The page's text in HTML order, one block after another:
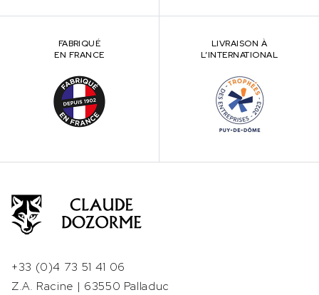
FABRIQUÉ
EN FRANCE
LIVRAISON À
L’INTERNATIONAL
+33 (0)4 73 51 41 06
Z.A. Racine | 63550 Palladuc